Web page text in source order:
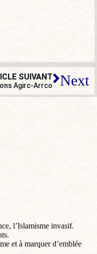
SUIVANT
Agirc-Arrco Next
l’Islamisme invasif.
et à marquer d’emblée